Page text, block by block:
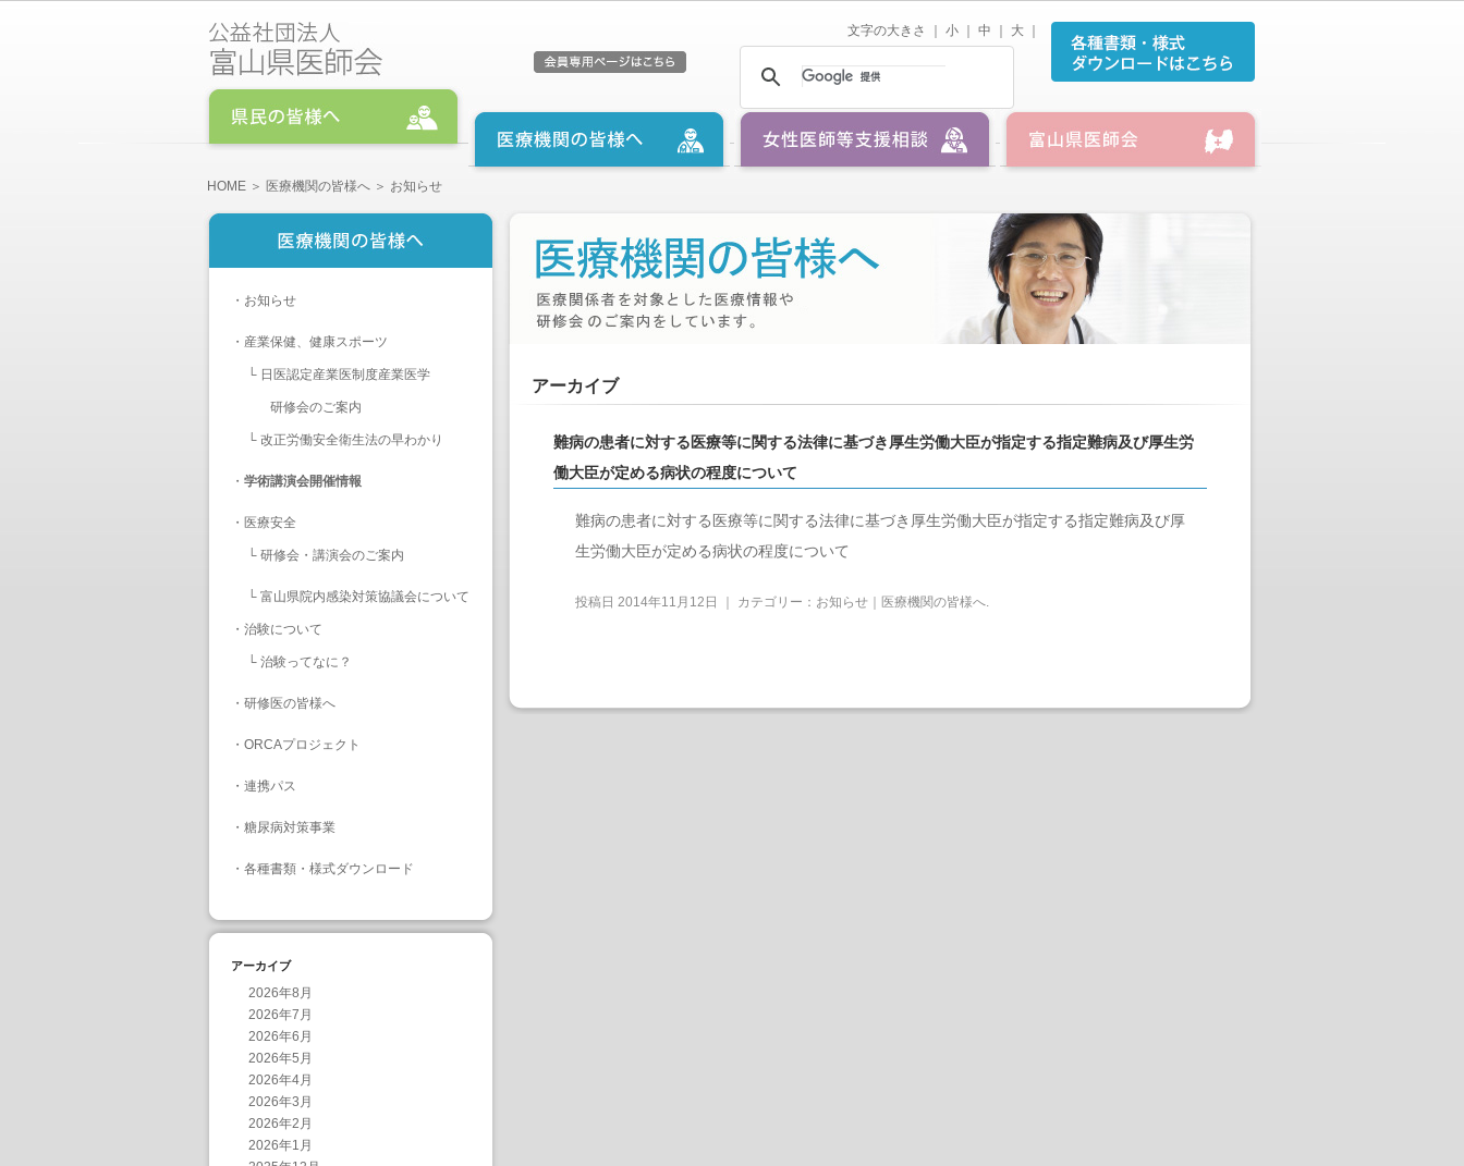
文字の大きさ ｜ 小 中 大
HOME ＞ 医療機関の皆様へ ＞ お知らせ
・ お知らせ
・ 産業保健、健康スポーツ
└ 日医認定産業医制度産業医学
研修会のご案内
└ 改正労働安全衛生法の早わかり
・ 学術講演会開催情報
・ 医療安全
└ 研修会・講演会のご案内
└ 富山県院内感染対策協議会について
・ 治験について
└ 治験ってなに？
・ 研修医の皆様へ
・ ORCAプロジェクト
・ 連携パス
・ 糖尿病対策事業
・ 各種書類・様式ダウンロード
アーカイブ
2026年8月
2026年7月
2026年6月
2026年5月
2026年4月
2026年3月
2026年2月
2026年1月
アーカイブ
難病の患者に対する医療等に関する法律に基づき厚生労働大臣が指定する指定難病及び厚生労
働大臣が定める病状の程度について
難病の患者に対する医療等に関する法律に基づき厚生労働大臣が指定する指定難病及び厚
生労働大臣が定める病状の程度について
投稿日 2014年11月12日 ｜ カテゴリー： お知らせ｜医療機関の皆様へ.